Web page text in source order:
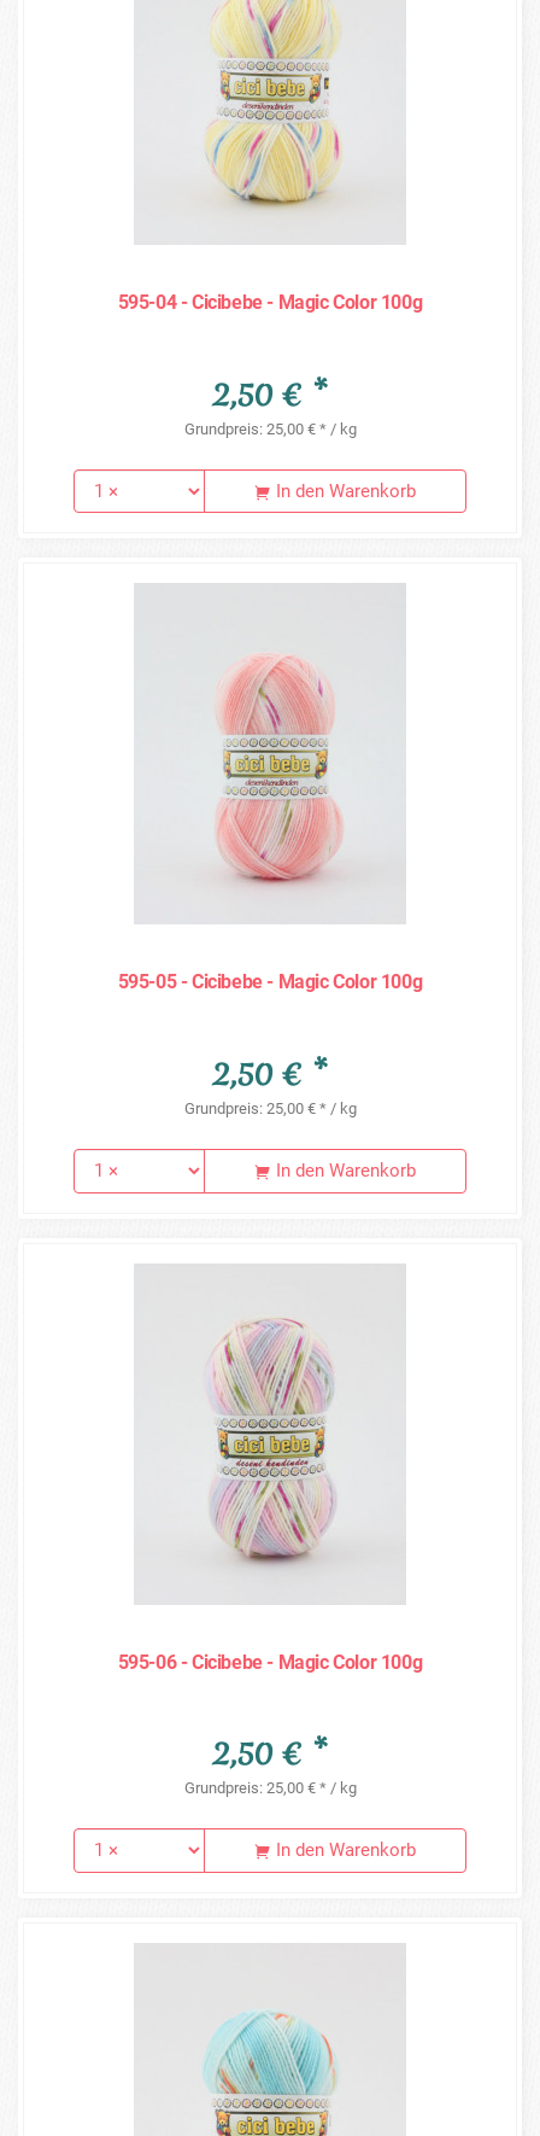
595-04 - Cicibebe - Magic Color 100g
2,50 € *
Grundpreis: 25,00 € * / kg
In den Warenkorb
595-05 - Cicibebe - Magic Color 100g
2,50 € *
Grundpreis: 25,00 € * / kg
In den Warenkorb
595-06 - Cicibebe - Magic Color 100g
2,50 € *
Grundpreis: 25,00 € * / kg
In den Warenkorb